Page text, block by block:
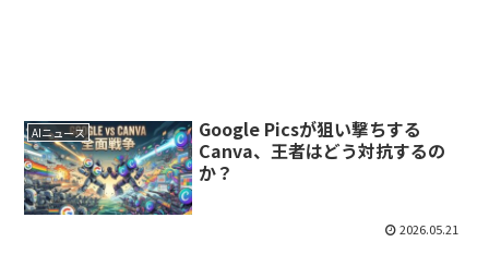
AIニュース
Google Picsが狙い撃ちする
Canva、王者はどう対抗するの
か？
2026.05.21